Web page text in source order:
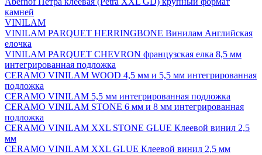
камней
VINILAM
VINILAM PARQUET HERRINGBONE Винилам Английская
елочка
VINILAM PARQUET CHEVRON французская елка 8,5 мм
интегрированная подложка
CERAMO VINILAM WOOD 4,5 мм и 5,5 мм интегрированная
подложка
CERAMO VINILAM 5,5 мм интегрированная подложка
CERAMO VINILAM STONE 6 мм и 8 мм интегрированная
подложка
CERAMO VINILAM XXL STONE GLUE Клеевой винил 2,5
мм
CERAMO VINILAM XXL GLUE Клеевой винил 2,5 мм